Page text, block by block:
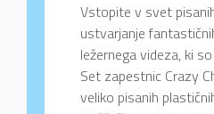
Vstopite v svet
ustvarjanje
ležernega videza, ki
Set zapestnic Crazy
veliko pisanih